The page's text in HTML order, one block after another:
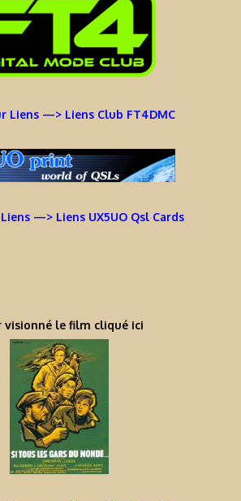
Liens —> Liens Club FT4DMC
—> Liens UX5UO Qsl Cards
visionné le film cliqué ici